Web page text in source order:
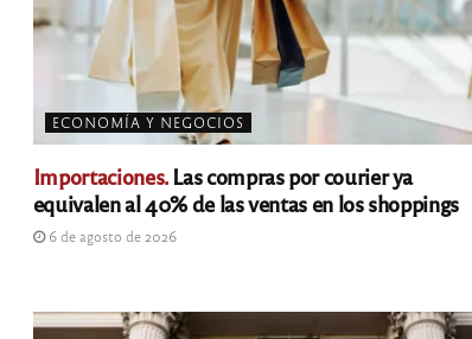
ECONOMÍA Y NEGOCIOS
Importaciones.Las compras por courier ya
equivalen al 40% de las ventas en los shoppings
6 de agosto de 2026